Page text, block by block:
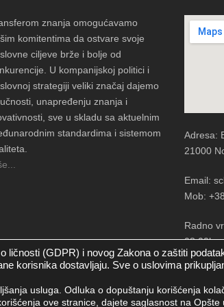
znanja omogućavamo
komitentima da ostvare svoje
ciljeve brže i bolje od
U kompanijskoj politici i
strategiji veliki značaj dajemo
unapređenju znanja i
sve u skladu sa aktuelnim
standardima i sistemom
Adresa:
21000
Email:
Mob:
Radno
08:00h
ličnosti (GDPR) i novog Zakona o zaštiti
korisnika dostavljaju. Sve o uslovima
usluga. Odluka o dopuštanju korišćenja
ove stranice, dajete saglasnost na